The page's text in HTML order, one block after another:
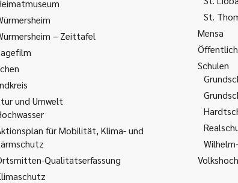
– Zeittafel
und Umwelt
für Mobilität, Klima- und
Qualitätserfassung
St.
Mensa
Schulen